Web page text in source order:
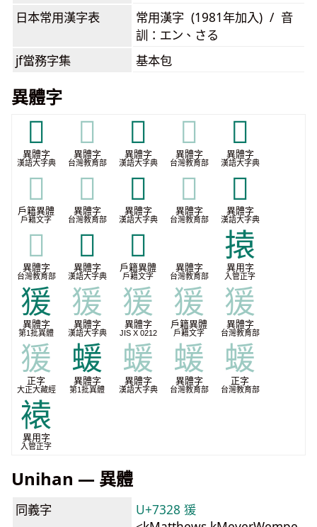
日本常用漢字表
常用漢字 (1981年加入) / 音
訓：エン、さる
jf當務字集 基本包
異體字
𤝌
異體字
漢語大字典
𤝌
異體字
台灣教育部
𤟗
異體字
漢語大字典
𤟗
異體字
台灣教育部
𤠔
異體字
漢語大字典
𤠔
戶籍異體
戶籍文字
𤠔
異體字
台灣教育部
𧳭
異體字
漢語大字典
𧳭
異體字
台灣教育部
𧳷
異體字
漢語大字典
𧳷
異體字
台灣教育部
𪻅
異體字
漢語大字典
𫞤
戶籍異體
戶籍文字
異體字
台灣教育部
㨬
異用字
入管正字
猨
異體字
第1批異體
猨
異體字
漢語大字典
猨
異體字
JIS X 0212
猨
戶籍異體
戶籍文字
猨
異體字
台灣教育部
猨
正字
大正大藏經
蝯
異體字
第1批異體
蝯
異體字
漢語大字典
蝯
異體字
台灣教育部
蝯
正字
台灣教育部
褤
異用字
入管正字
Unihan — 異體
同義字
U+7328 猨